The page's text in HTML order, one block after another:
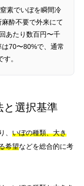
素でいぼを瞬間冷
酔不要で外来にて
あたり数百円〜千
70〜80%で、通常
。
と選択基準
、 いぼの種類、大き
希望などを総合的に考